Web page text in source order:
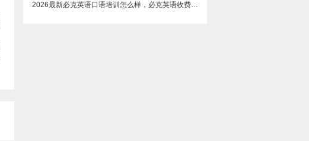
2026最新必克英语口语培训怎么样，必克英语收费价格多少？